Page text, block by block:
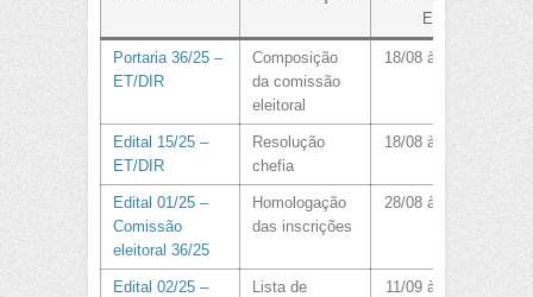
EM
Portaria 36/25 –
ET/DIR
Composição
da comissão
eleitoral
18/08 às 15:40
Edital 15/25 –
ET/DIR
Resolução
chefia
18/08 às 19:00
Edital 01/25 –
Comissão
eleitoral 36/25
Homologação
das inscrições
28/08 às 14:49
Edital 02/25 –
Lista de
11/09 às 09:40